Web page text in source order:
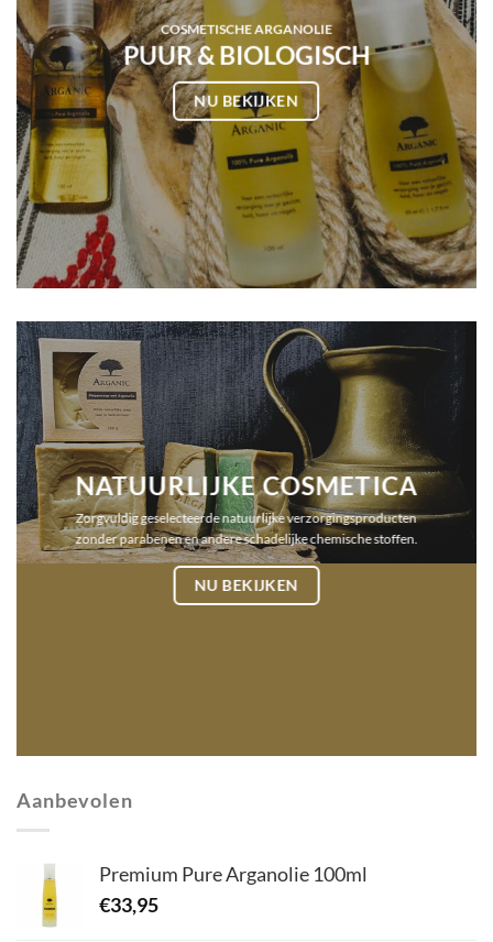
COSMETISCHE ARGANOLIE
PUUR & BIOLOGISCH
NU BEKIJKEN
NATUURLIJKE COSMETICA
Zorgvuldig geselecteerde natuurlijke verzorgingsproducten
zonder parabenen en andere schadelijke chemische stoffen.
NU BEKIJKEN
Aanbevolen
Premium Pure Arganolie 100ml
€33,95